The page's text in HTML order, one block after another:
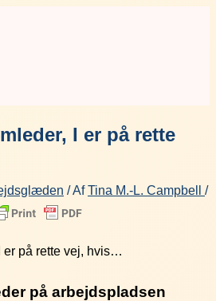
I er på rette
/ AfTina M.-L. Campbell /
på rette vej, hvis…
på arbejdspladsen